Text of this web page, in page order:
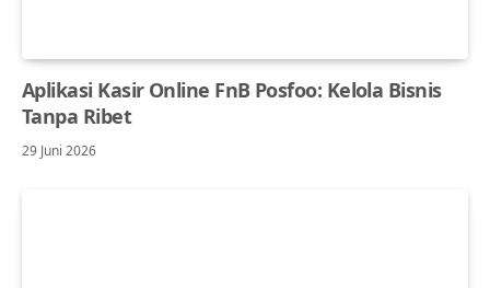
Aplikasi Kasir Online FnB Posfoo: Kelola Bisnis
Tanpa Ribet
29 Juni 2026